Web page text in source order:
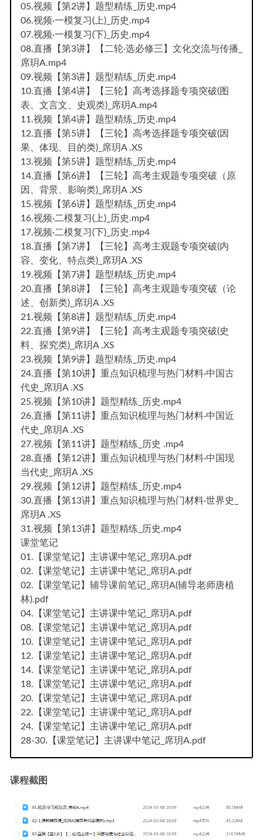
05.视频【第2讲】题型精练_历史.mp4
06.视频·一模复习(上)_历史.mp4
07.视频·一模复习(下)_历史.mp4
08.直播【第3讲】【二轮·选必修三】文化交流与传播_
席玥A.mp4
09.视频【第3讲】题型精练_历史.mp4
10.直播【第4讲】【三轮】高考选择题专项突破(图
表、文言文、史观类)_席玥A.mp4
11.视频【第4讲】题型精练_历史.mp4
12.直播【第5讲】【三轮】高考选择题专项突破(因
果、体现、目的类)_席玥A .XS
13.视频【第5讲】题型精练_历史.mp4
14.直播【第6讲】【三轮】高考主观题专项突破（原
因、背景、影响类)_席玥A .XS
15.视频【第6讲】题型精练_历史.mp4
16.视频·二模复习(上)_历史.mp4
17.视频·二模复习(下)_历史.mp4
18.直播【第7讲】【三轮】高考主观题专项突破(内
容、变化、特点类)_席玥A .XS
19.视频【第7讲】题型精练_历史.mp4
20.直播【第8讲】【三轮】高考主观题专项突破（论
述、创新类)_席玥A .XS
21.视频【第8讲】题型精练_历史.mp4
22.直播【第9讲】【三轮】高考主观题专项突破(史
料、探究类)_席玥A .XS
23.视频【第9讲】题型精练_历史.mp4
24.直播【第10讲】重点知识梳理与热门材料·中国古
代史_席玥A .XS
25.视频【第10讲】题型精练_历史.mp4
26.直播【第11讲】重点知识梳理与热门材料·中国近
代史_席玥A .XS
27.视频【第11讲】题型精练_历史 .mp4
28.直播【第12讲】重点知识梳理与热门材料·中国现
当代史_席玥A .XS
29.视频【第12讲】题型精练_历史.mp4
30.直播【第13讲】重点知识梳理与热门材料·世界史_
席玥A .XS
31.视频【第13讲】题型精练_历史.mp4
课堂笔记
01.【课堂笔记】主讲课中笔记_席玥A.pdf
02.【课堂笔记】主讲课中笔记_席玥A.pdf
02.【课堂笔记】辅导课前笔记_席玥A(辅导老师唐植
林).pdf
04.【课堂笔记】主讲课中笔记_席玥A.pdf
08.【课堂笔记】主讲课中笔记_席玥A.pdf
10.【课堂笔记】主讲课中笔记_席玥A.pdf
12.【课堂笔记】主讲课中笔记_席玥A.pdf
14.【课堂笔记】主讲课中笔记_席玥A.pdf
18.【课堂笔记】主讲课中笔记_席玥A.pdf
20.【课堂笔记】主讲课中笔记_席玥A.pdf
22.【课堂笔记】主讲课中笔记_席玥A.pdf
24.【课堂笔记】主讲课中笔记_席玥A.pdf
28-30.【课堂笔记】主讲课中笔记_席玥A.pdf
课程截图